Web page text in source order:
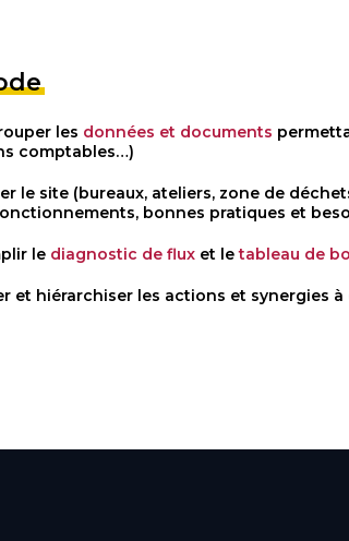
les données et documents
comptables…)
le site (bureaux, ateliers, zone de
bonnes pratiques et
le diagnostic de fluxet letableau de
et hiérarchiser les actions et synergies à